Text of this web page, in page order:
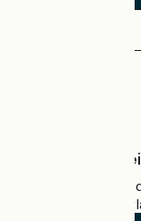
Was ist
Accueil Vélo ist
Radfahrer im